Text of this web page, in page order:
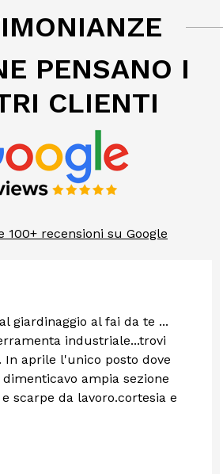
PENSANO I
CLIENTI
100+ recensioni su Google
giardinaggio al fai da te ...
industriale...trovi
aprile l'unico posto dove
ampia sezione
scarpe da lavoro.cortesia e